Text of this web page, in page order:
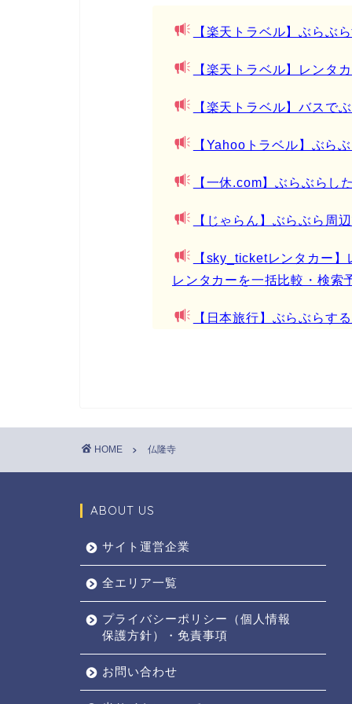
【楽天トラベル】ぶらぶ
【楽天トラベル】レンタ
【楽天トラベル】バスで
【Yahooトラベル】ぶら
【一休.com】ぶらぶらし
【じゃらん】ぶらぶら周
【sky_ticketレンタカー
レンタカーを一括比較・検索
【日本旅行】ぶらぶらす
HOME 仏隆寺
ABOUT US
サイト運営企業
全エリア一覧
プライバシーポリシー（個人情報
保護方針）・免責事項
お問い合わせ